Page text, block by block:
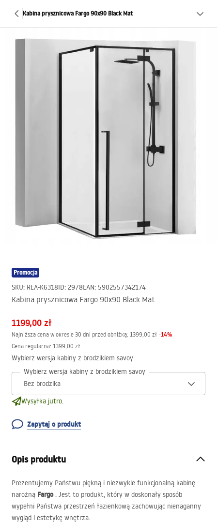
Kabina prysznicowa Fargo 90x90 Black Mat
Promocja
SKU: REA-K6318ID: 2978EAN: 5902557342174
Kabina prysznicowa Fargo 90x90 Black Mat
1199,00 zł
Najniższa cena w okresie 30 dni przed obniżką: 1399,00 zł -14%
Cena regularna: 1399,00 zł
Wybierz wersja kabiny z brodzikiem savoy
Wybierz wersja kabiny z brodzikiem savoy
Wysyłka jutro.
Zapytaj o produkt
Opis produktu
Prezentujemy Państwu piękną i niezwykle funkcjonalną kabinę
narożną Fargo. Jest to produkt, który w doskonały sposób
wypełni Państwa przestrzeń łazienkową zachowując nienaganny
wygląd i estetykę wnętrza.